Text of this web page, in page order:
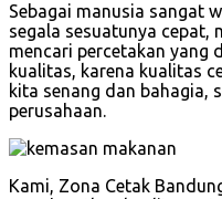
Sebagai manusia sangat
segala sesuatunya cepat,
mencari percetakan yang
kualitas, karena kualitas
kita senang dan bahagia,
perusahaan.
Kami, Zona Cetak